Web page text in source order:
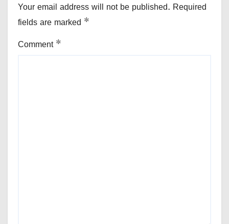
Your email address will not be published. Required
fields are marked *
Comment *